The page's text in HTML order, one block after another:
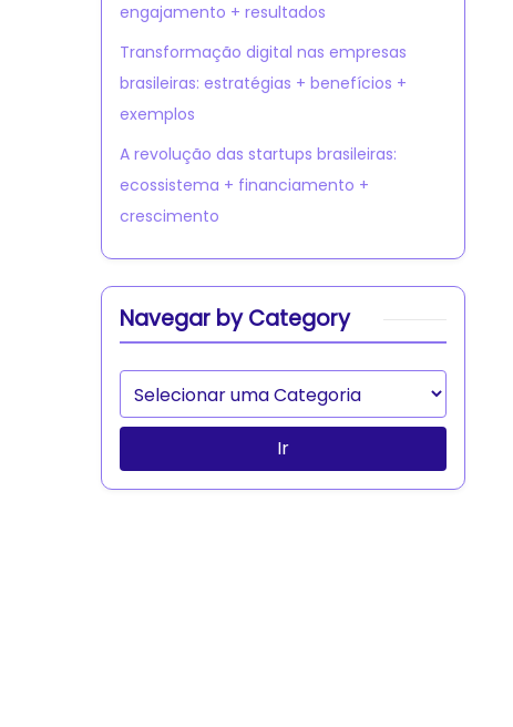
engajamento + resultados
Transformação digital nas empresas
brasileiras: estratégias + benefícios +
exemplos
A revolução das startups brasileiras:
ecossistema + financiamento +
crescimento
Navegar by Category
Ir